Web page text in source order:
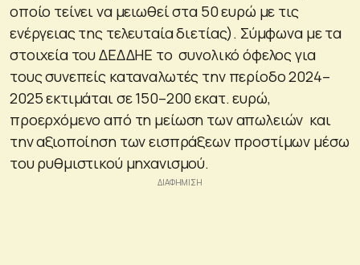
οποίο τείνει να μειωθεί στα 50 ευρώ με τις
ενέργειας της τελευταία διετίας). Σύμφωνα με τα
στοιχεία του ΔΕΔΔΗΕ το συνολικό όφελος για
τους συνεπείς καταναλωτές την περίοδο 2024–
2025 εκτιμάται σε 150–200 εκατ. ευρώ,
προερχόμενο από τη μείωση των απωλειών και
την αξιοποίηση των εισπράξεων προστίμων μέσω
του ρυθμιστικού μηχανισμού.